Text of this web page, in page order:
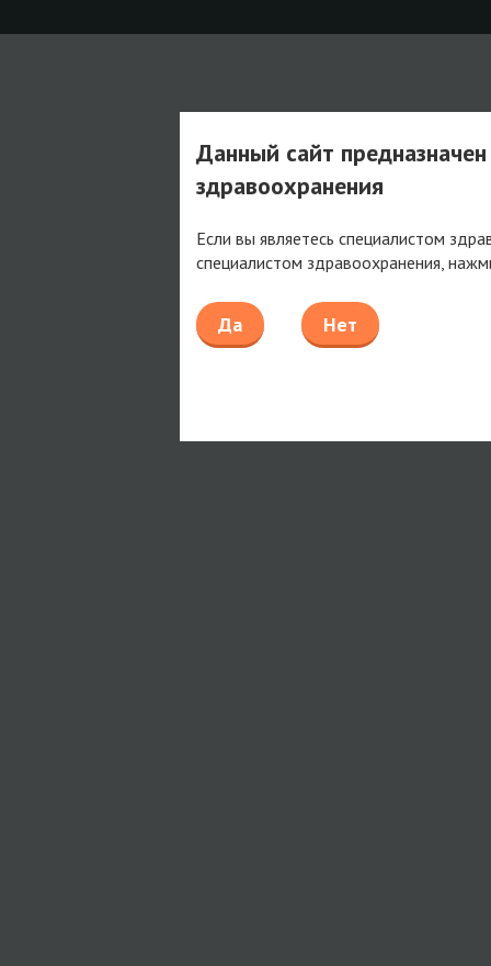
Данный сайт
здравоохранения
Если вы являетесь специалистом
специалистом здравоохранения,
Да Нет